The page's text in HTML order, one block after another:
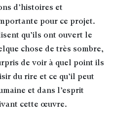
d’histoires et
pour ce projet.
qu’ils ont ouvert le
chose de très sombre,
de voir à quel point ils
du rire et ce qu’il peut
et dans l’esprit
cette œuvre.